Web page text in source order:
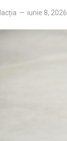
— iunie 8, 2026